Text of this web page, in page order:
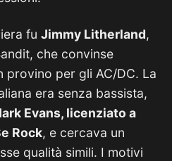
fu Jimmy Litherland,
che convinse
provino per gli AC/DC. La
era senza bassista,
Evans, licenziato a
Rock, e cercava un
qualità simili. I motivi